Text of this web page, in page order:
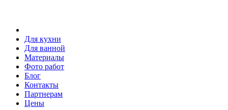
Для кухни
Для ванной
Материалы
Фото работ
Блог
Контакты
Партнерам
Цены